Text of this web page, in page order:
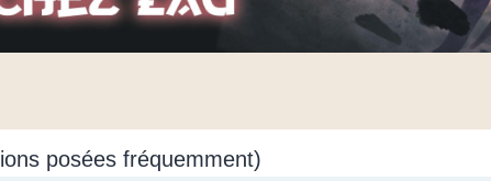
posées fréquemment)